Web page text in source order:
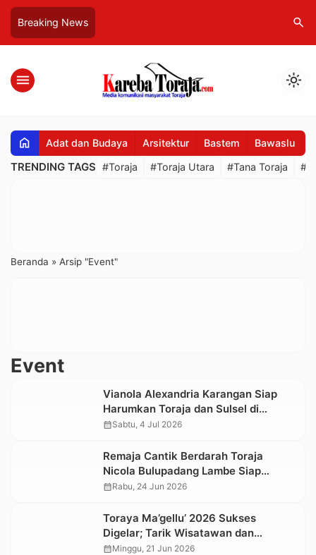
Breaking News search
menu light_mode
home Adat dan Budaya Arsitektur Bastem Bawaslu
TRENDING TAGS #Toraja #Toraja Utara #Tana Toraja
Beranda » Arsip "Event"
Event
Vianola Alexandria Karangan Siap
Harumkan Toraja dan Sulsel di
Panggung Nasional Miss Bintang
calendar_monthSabtu, 4 Jul 2026
Remaja Cantik Berdarah Toraja
Nicola Bulupadang Lambe Siap
Harumkan Sulsel di Panggung
2026
calendar_monthRabu, 24 Jun 2026
Toraya Ma’gellu’ 2026 Sukses
Digelar; Tarik Wisatawan dan
Geliatkan Ekonomi Daerah
calendar_monthMinggu, 21 Jun 2026